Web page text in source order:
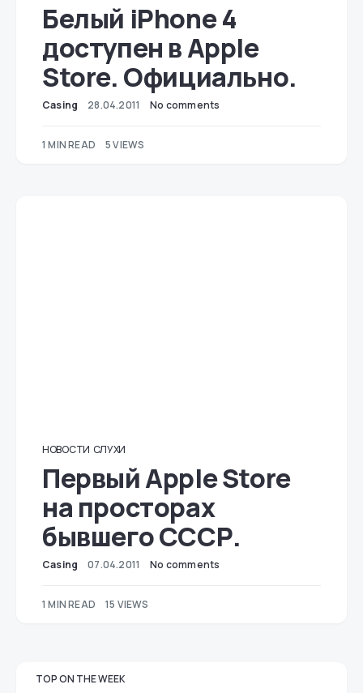
Белый iPhone 4
доступен в Apple
Store. Официально.
Casing 28.04.2011 No comments
1 MIN READ 5 VIEWS
НОВОСТИ СЛУХИ
Первый Apple Store
на просторах
бывшего СССР.
Casing 07.04.2011 No comments
1 MIN READ 15 VIEWS
TOP ON THE WEEK